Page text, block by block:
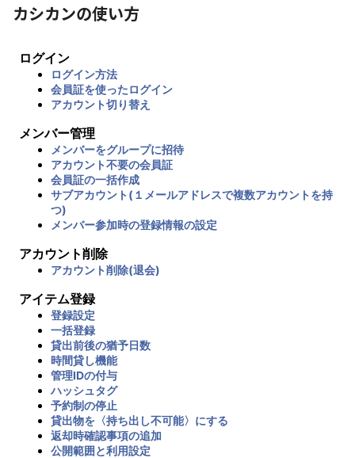
カシカンの使い方
ログイン
ログイン方法
会員証を使ったログイン
アカウント切り替え
メンバー管理
メンバーをグループに招待
アカウント不要の会員証
会員証の一括作成
サブアカウント(１メールアドレスで複数アカウントを持
つ)
メンバー参加時の登録情報の設定
アカウント削除
アカウント削除(退会)
アイテム登録
登録設定
一括登録
貸出前後の猶予日数
時間貸し機能
管理IDの付与
ハッシュタグ
予約制の停止
貸出物を〈持ち出し不可能〉にする
返却時確認事項の追加
公開範囲と利用設定